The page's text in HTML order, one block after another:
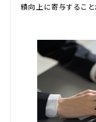
績向上に寄与すること